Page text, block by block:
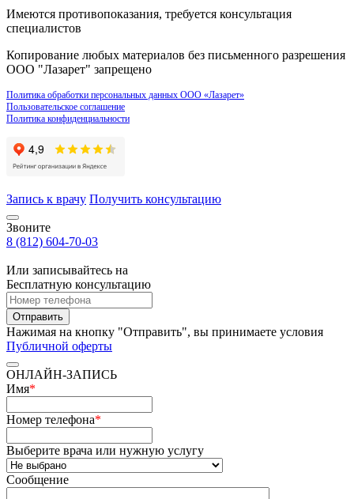
Имеются противопоказания, требуется консультация
специалистов
Копирование любых материалов без письменного разрешения
ООО "Лазарет" запрещено
Политика обработки персональных данных ООО «Лазарет»
Пользовательское соглашение
Политика конфиденциальности
Запись к врачу Получить консультацию
Звоните
8 (812) 604-70-03
Или записывайтесь на
Бесплатную консультацию
Отправить
Нажимая на кнопку "Отправить", вы принимаете условия
Публичной оферты
ОНЛАЙН-ЗАПИСЬ
Имя*
Номер телефона*
Выберите врача или нужную услугу
Сообщение